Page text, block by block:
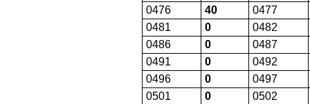
0476
40
0477
0481
0
0482
0486
0
0487
0491
0
0492
0496
0
0497
0501
0
0502